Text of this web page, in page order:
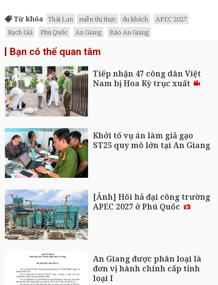
Từ khóa Thái Lan miễn thị thực du khách
APEC 2027
Rạch Giá
Phú Quốc An Giang Báo An Giang
Bạn có thể quan tâm
Tiếp nhận 47 công dân Việt
Nam bị Hoa Kỳ trục xuất
Khởi tố vụ án làm giả gạo
ST25 quy mô lớn tại An Giang
[Ảnh] Hối hả đại công trường
APEC 2027 ở Phú Quốc
An Giang được phân loại là
đơn vị hành chính cấp tỉnh
loại I